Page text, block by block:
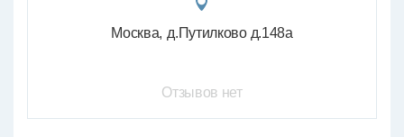
Москва д.Путилково д.148а
Отзывов нет